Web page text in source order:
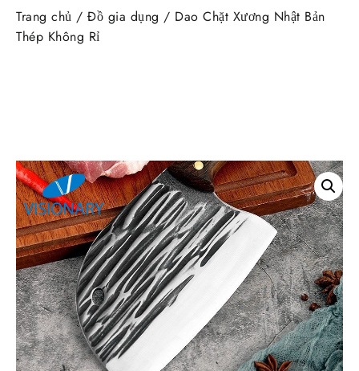
Trang chủ / Đồ gia dụng / Dao Chặt Xương Nhật Bản
Thép Không Rỉ